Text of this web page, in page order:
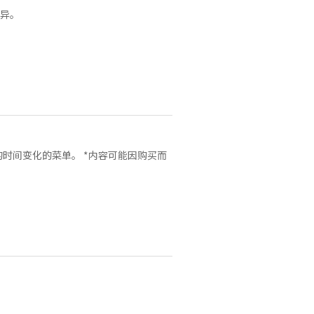
。
间变化的菜单。 *内容可能因购买而